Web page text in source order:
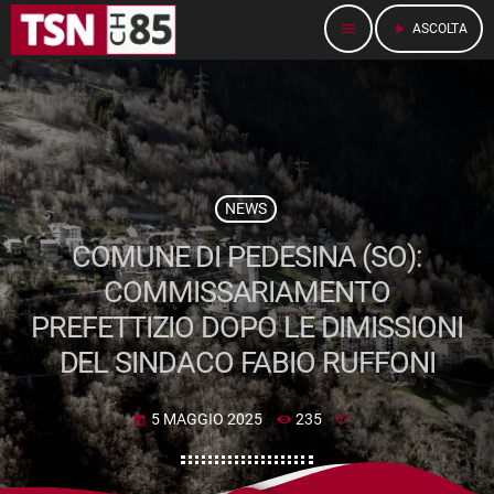
menu play_arrow ASCOLTA
NEWS
COMUNE DI PEDESINA (SO):
COMMISSARIAMENTO
PREFETTIZIO DOPO LE DIMISSIONI
DEL SINDACO FABIO RUFFONI
today 5 MAGGIO 2025 235